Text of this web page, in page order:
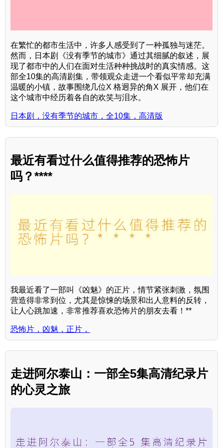
在繁忙的都市生活中，许多人感受到了一种孤独与迷茫。
然而，日本剧《没有季节的城市》通过其细腻的叙述，展
现了都市中的人们在面对生活种种挑战时的真实情感。这
部全10集的高清剧集，带领观众走进一个看似平常却充满
温暖的小镇，故事围绕几位X 格迥异的角X 展开，他们在
这个城市中经历着各自的欢笑与泪水。
日本剧，没有季节的城市，全10集，高清版
最近有看过什么值得推荐的恐怖片
吗？****
我最近看了一部叫《凶魅》的正片，情节紧张刺激，氛围
营造得非常到位，尤其是惊悚的场景和出人意料的反转，
让人心跳加速，非常推荐喜欢恐怖片的朋友去看！**
恐怖片，凶魅，正片，
走进阿尔泰山：一部全5集高清纪录片
的心灵之旅